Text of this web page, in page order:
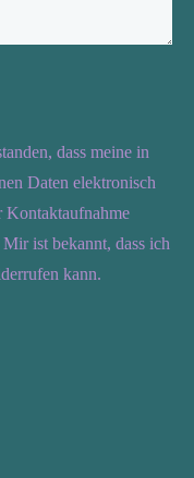
dass meine in
Daten elektronisch
Kontaktaufnahme
ist bekannt, dass ich
kann.